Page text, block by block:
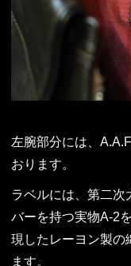
左腕部分には、
おります。
ラベルには、第二次
バーを持つ実物A-2
現したレーヨン製の
ます。